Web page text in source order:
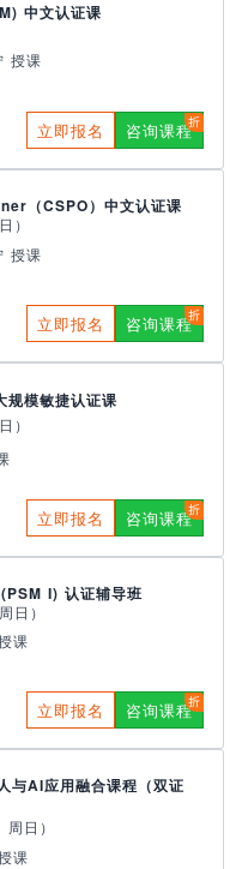
中文认证课
授课
立即报名 咨询课程
（CSPO）中文认证课
）
授课
立即报名 咨询课程
模敏捷认证课
）
立即报名 咨询课程
I) 认证辅导班
日）
课
立即报名 咨询课程
与AI应用融合课程（双证
日）
课